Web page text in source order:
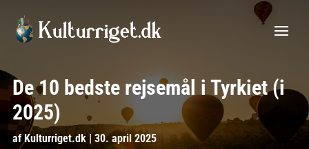
De 10 bedste rejsemål i Tyrkiet (i
2025)
afKulturriget.dk|30. april 2025